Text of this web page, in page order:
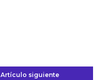
Artículo siguiente